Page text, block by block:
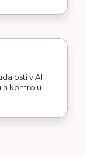
v AI
a kontrolu